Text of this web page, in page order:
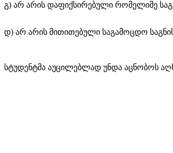
გ) არ არის დაფიქსირებული რომელიმე
დ) არ არის მითითებული საგამოცდო
სტუდენტმა აუცილებლად უნდა აცნობოს